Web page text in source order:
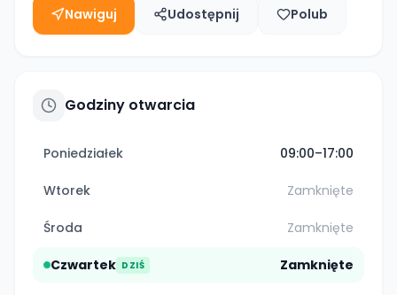
Nawiguj Udostępnij Polub
Godziny otwarcia
Poniedziałek 09:00–17:00
Wtorek Zamknięte
Środa Zamknięte
Czwartek DZIŚ Zamknięte